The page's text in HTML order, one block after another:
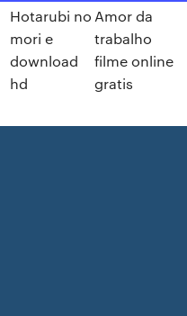
Hotarubi no
mori e
download
hd
Amor da
trabalho
filme online
gratis